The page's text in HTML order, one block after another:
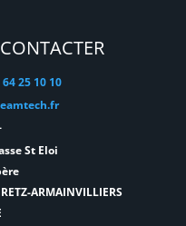
25 10 10
St Eloi
ARMAINVILLIERS